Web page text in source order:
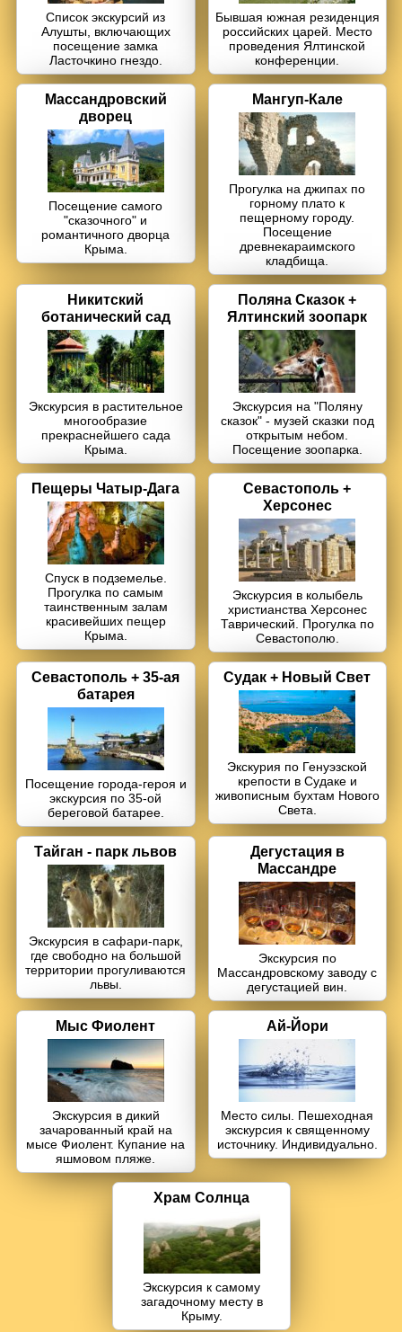
Список экскурсий из
Алушты, включающих
посещение замка
Ласточкино гнездо.
Бывшая южная резиденция
российских царей. Место
проведения Ялтинской
конференции.
Массандро­вский
дворец
Посещение самого
"сказочного" и
романтичного дворца
Крыма.
Мангуп-Кале
Прогулка на джипах по
горному плато к
пещерному городу.
Посещение
древнекараимского
кладбища.
Никитский
ботанический сад
Экскурсия в растительное
многообразие
прекраснейшего сада
Крыма.
Поляна Сказок +
Ялтинский зоопарк
Экскурсия на "Поляну
сказок" - музей сказки под
открытым небом.
Посещение зоопарка.
Пещеры Чатыр-Дага
Спуск в подземелье.
Прогулка по самым
таинственным залам
красивейших пещер
Крыма.
Севастополь +
Херсонес
Экскурсия в колыбель
христианства Херсонес
Таврический. Прогулка по
Севастополю.
Севастополь + 35-ая
батарея
Посещение города-героя и
экскурсия по 35-ой
береговой батарее.
Судак + Новый Свет
Экскурия по Генуэзской
крепости в Судаке и
живописным бухтам Нового
Света.
Тайган - парк львов
Экскурсия в сафари-парк,
где свободно на большой
территории прогуливаются
львы.
Дегустация в
Массандре
Экскурсия по
Массандровскому заводу с
дегустацией вин.
Мыс Фиолент
Экскурсия в дикий
зачарованный край на
мысе Фиолент. Купание на
яшмовом пляже.
Ай-Йори
Место силы. Пешеходная
экскурсия к священному
источнику. Индивидуально.
Храм Солнца
Экскурсия к самому
загадочному месту в
Крыму.